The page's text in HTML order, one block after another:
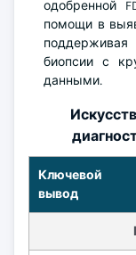
одобренной
помощи в
поддерживая
биопсии с
данными.
Ключевой
вывод